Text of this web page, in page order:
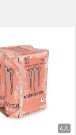
4入